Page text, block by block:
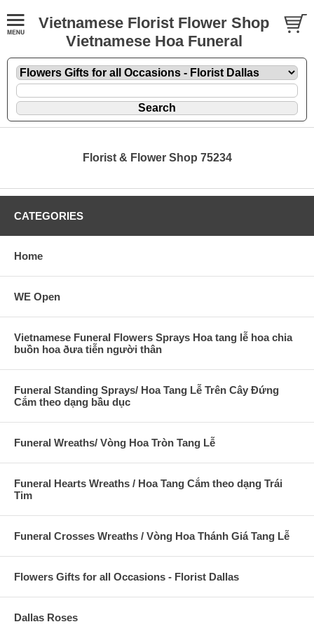
Vietnamese Florist Flower Shop
Vietnamese Hoa Funeral
Florist & Flower Shop 75234
CATEGORIES
Home
WE Open
Vietnamese Funeral Flowers Sprays Hoa tang lễ hoa chia
buồn hoa ðưa tiễn người thân
Funeral Standing Sprays/ Hoa Tang Lễ Trên Cây Đứng
Cắm theo dạng bầu dục
Funeral Wreaths/ Vòng Hoa Tròn Tang Lễ
Funeral Hearts Wreaths / Hoa Tang Cắm theo dạng Trái
Tim
Funeral Crosses Wreaths / Vòng Hoa Thánh Giá Tang Lễ
Flowers Gifts for all Occasions - Florist Dallas
Dallas Roses